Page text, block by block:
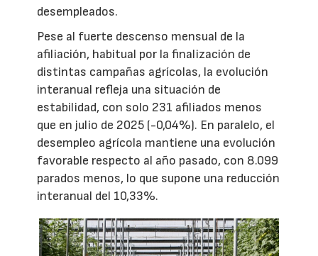
desempleados.
Pese al fuerte descenso mensual de la
afiliación, habitual por la finalización de
distintas campañas agrícolas, la evolución
interanual refleja una situación de
estabilidad, con solo 231 afiliados menos
que en julio de 2025 (-0,04%). En paralelo, el
desempleo agrícola mantiene una evolución
favorable respecto al año pasado, con 8.099
parados menos, lo que supone una reducción
interanual del 10,33%.